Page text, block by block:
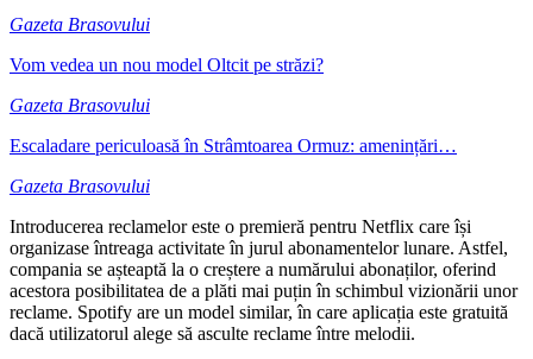
Gazeta Brasovului
Vom vedea un nou model Oltcit pe străzi?
Gazeta Brasovului
Escaladare periculoasă în Strâmtoarea Ormuz: amenințări…
Gazeta Brasovului
Introducerea reclamelor este o premieră pentru Netflix care își
organizase întreaga activitate în jurul abonamentelor lunare. Astfel,
compania se așteaptă la o creștere a numărului abonaților, oferind
acestora posibilitatea de a plăti mai puțin în schimbul vizionării unor
reclame. Spotify are un model similar, în care aplicația este gratuită
dacă utilizatorul alege să asculte reclame între melodii.